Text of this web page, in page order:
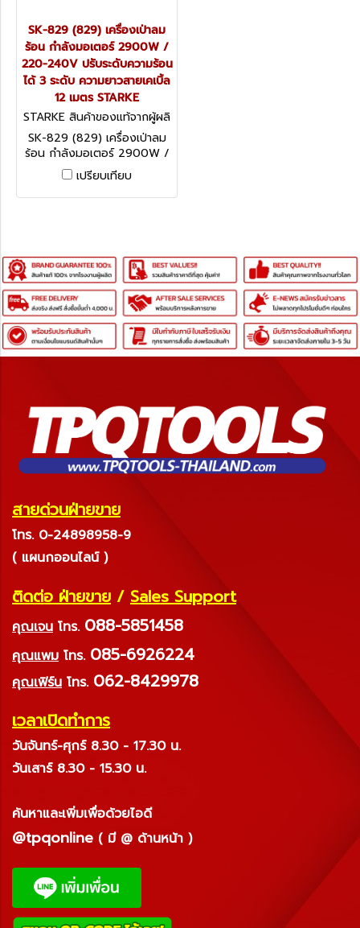
SK-829 (829) เครื่องเป่าลม
ร้อน กำลังมอเตอร์ 2900W /
220-240V ปรับระดับความร้อน
ได้ 3 ระดับ ความยาวสายเคเบิ้ล
12 เมตร STARKE
STARKE สินค้าของแท้จากผู้ผลิ
ต SK-829 (829)
SK-829 (829) เครื่องเป่าลม
ร้อน กำลังมอเตอร์ 2900W /
220-240V ปรับระดับความ
ร้อนได้ 3 ระดับ ความยาวสา
ยเคเบิ้ล 12 เมตร STARKE
เปรียบเทียบ
สายด่วนฝ่ายขาย
โทร. 0-24898958-9
( แผนกออนไลน์ )
ติดต่อ ฝ่ายขาย / Sales Support
คุณเจน โทร. 088-5851458
คุณแพม โทร. 085-6926224
คุณเฟิร์น โทร. 062-8429978
เวลาเปิดทำการ
วันจันทร์-ศุกร์ 8.30 - 17.30 น.
วันเสาร์ 8.30 - 15.30 น.
ค้นหาและเพิ่มเพื่อด้วยไอดี
@tpqonline ( มี @ ด้านหน้า )